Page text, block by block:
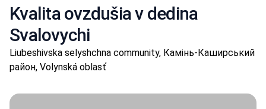
Kvalita ovzdušia v dedina
Svalovychi
Liubeshivska selyshchna community, Камінь-Каширський
район, Volynská oblasť